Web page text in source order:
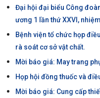
Đại hội đại biểu Công
ương 1 lần thứ XXVI,
Bệnh viện tổ chức họp
rà soát cơ sở vật chất.
Mời báo giá: May trang
Họp hội đồng thuốc và
Mời báo giá: Cung cấp